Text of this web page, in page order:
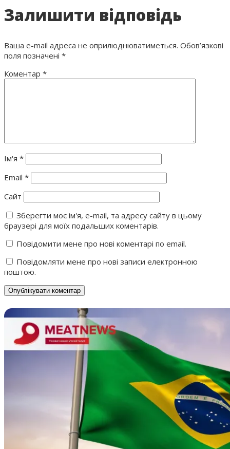
Залишити відповідь
Ваша e-mail адреса не оприлюднюватиметься. Обов’язкові
поля позначені *
Коментар *
Ім'я *
Email *
Сайт
Зберегти моє ім'я, e-mail, та адресу сайту в цьому
браузері для моїх подальших коментарів.
Повідомити мене про нові коментарі по email.
Повідомляти мене про нові записи електронною
поштою.